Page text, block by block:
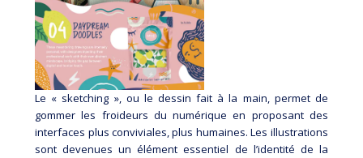
Le « sketching », ou le dessin fait à la main, permet de
gommer les froideurs du numérique en proposant des
interfaces plus conviviales, plus humaines. Les illustrations
sont devenues un élément essentiel de l’identité de la